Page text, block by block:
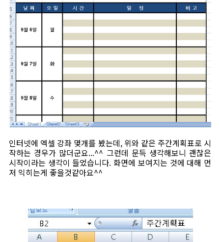
인터넷에 엑셀 강좌 몇개를 봤는데, 위와 같은 주간계획표로 시
작하는 경우가 많더군요...^^ 그런데 문득 생각해보니 괜찮은
시작이라는 생각이 들었습니다. 화면에 보여지는 것에 대해 먼
저 익히는게 좋을것같아요^^